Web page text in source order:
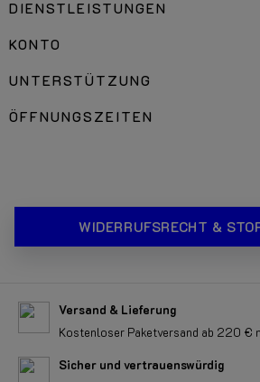
DIENSTLEISTUNGEN
KONTO
UNTERSTÜTZUNG
ÖFFNUNGSZEITEN
WIDERRUFSRECHT &
Versand & Lieferung
Kostenloser Paketversand ab 220 €
Sicher und vertrauenswürdig